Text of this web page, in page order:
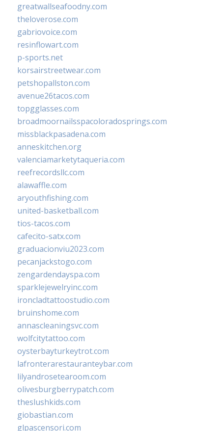
greatwallseafoodny.com
theloverose.com
gabriovoice.com
resinflowart.com
p-sports.net
korsairstreetwear.com
petshopallston.com
avenue26tacos.com
topgglasses.com
broadmoornailsspacoloradosprings.com
missblackpasadena.com
anneskitchen.org
valenciamarketytaqueria.com
reefrecordsllc.com
alawaffle.com
aryouthfishing.com
united-basketball.com
tios-tacos.com
cafecito-satx.com
graduacionviu2023.com
pecanjackstogo.com
zengardendayspa.com
sparklejewelryinc.com
ironcladtattoostudio.com
bruinshome.com
annascleaningsvc.com
wolfcitytattoo.com
oysterbayturkeytrot.com
lafronterarestauranteybar.com
lilyandrosetearoom.com
olivesburgberrypatch.com
theslushkids.com
giobastian.com
glpascensori.com